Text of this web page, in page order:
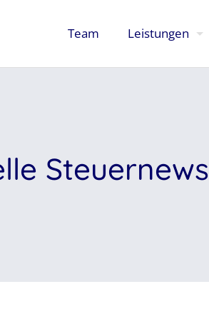
Team Leistungen
Steuernews